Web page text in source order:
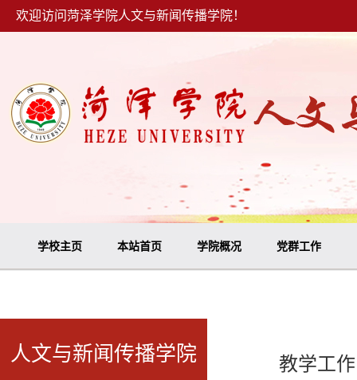
欢迎访问菏泽学院人文与新闻传播学院！
学校主页 本站首页 学院概况 党群工作
人文与新闻传播学院 教学工作